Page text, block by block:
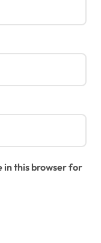
in this browser for